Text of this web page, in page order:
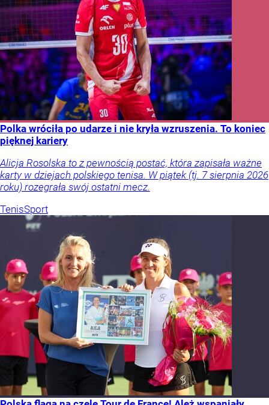
Polka wróciła po udarze i nie kryła wzruszenia. To koniec
pięknej kariery
Alicja Rosolska to z pewnością postać, która zapisała ważne
karty w dziejach polskiego tenisa. W piątek (tj. 7 sierpnia 2026
roku) rozegrała swój ostatni mecz.
TenisSport